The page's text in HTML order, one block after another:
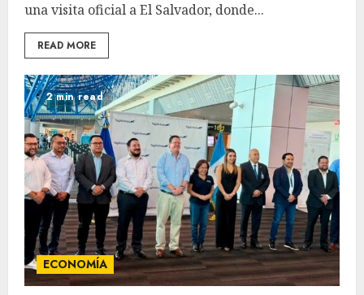
una visita oficial a El Salvador, donde...
READ MORE
2 min read
ECONOMÍA